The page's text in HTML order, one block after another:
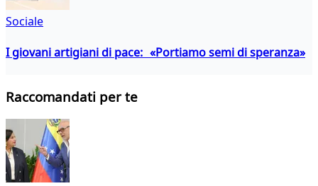
Sociale
I giovani artigiani di pace: «Portiamo semi di speranza»
Raccomandati per te